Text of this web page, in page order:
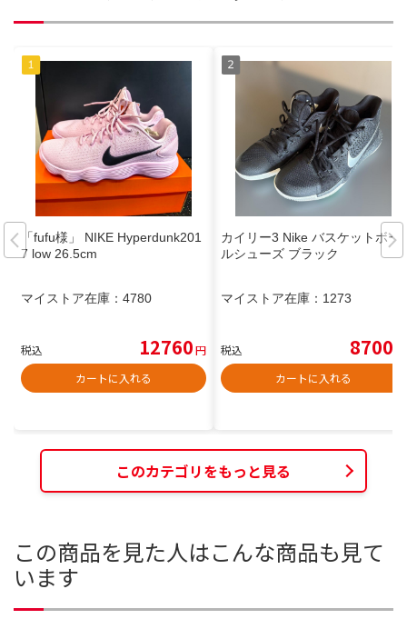
「fufu様」 NIKE Hyperdunk201
7 low 26.5cm
マイストア在庫： 4780
税込 12760円
カートに入れる
カイリー3 Nike バスケットボー
ルシューズ ブラック
マイストア在庫： 1273
税込 8700
カートに入れる
このカテゴリをもっと見る
この商品を見た人はこんな商品も見て
います